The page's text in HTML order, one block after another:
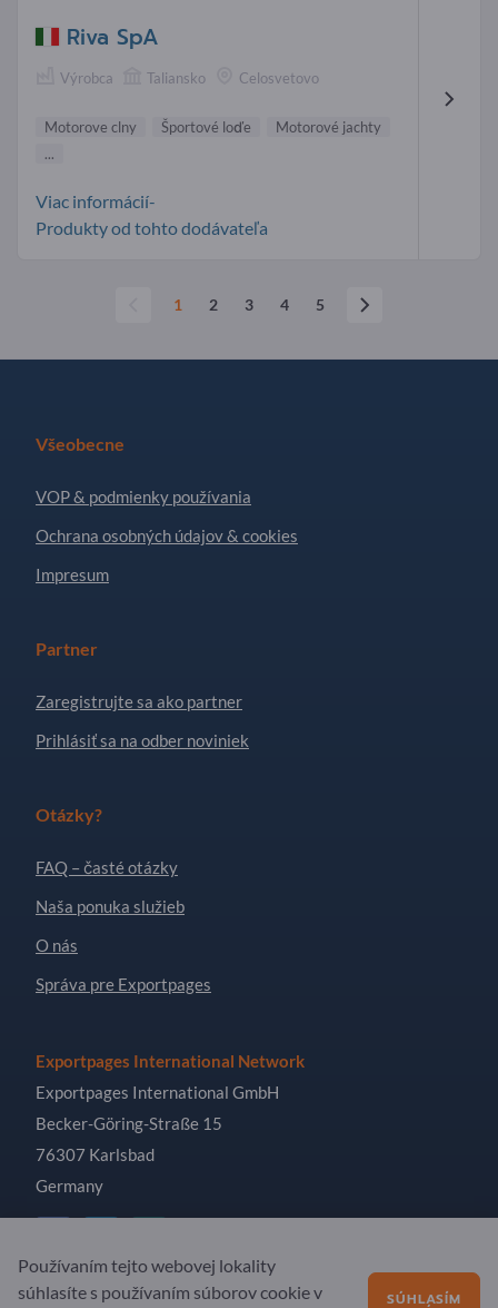
Riva SpA
Výrobca Taliansko Celosvetovo
Motorove clny Športové loďe
Motorové jachty
...
Viac informácií-
Produkty od tohto dodávateľa
1 2 3 4 5
Všeobecne
VOP & podmienky používania
Ochrana osobných údajov & cookies
Impresum
Partner
Zaregistrujte sa ako partner
Prihlásiť sa na odber noviniek
Otázky?
FAQ – časté otázky
Naša ponuka služieb
O nás
Správa pre Exportpages
Exportpages International Network
Exportpages International GmbH
Becker-Göring-Straße 15
76307 Karlsbad
Germany
Používaním tejto webovej lokality
súhlasíte s používaním súborov cookie v
SÚHLASÍM